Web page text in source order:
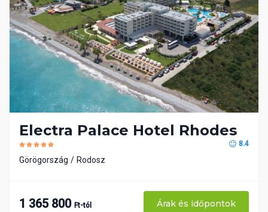
Electra Palace Hotel Rhodes
8.4
Görögország Rodosz
1 365 800 Ft-tól Árak és időpontok